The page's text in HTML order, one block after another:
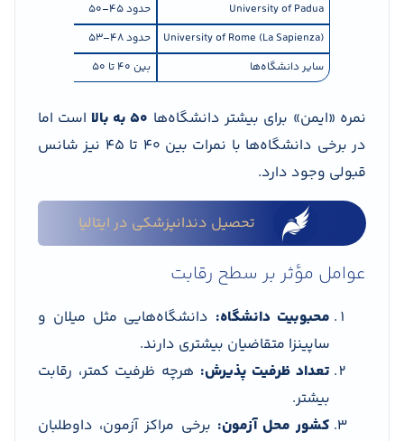
University of Padua
حدود ۴۵–۵۰
University of Rome (La Sapienza)
حدود ۴۸–۵۳
سایر دانشگاه‌ها
بین ۴۰ تا ۵۰
نمره «ایمن» برای بیشتر دانشگاه‌ها ۵۰ به بالا
است اما
در برخی دانشگاه‌ها با نمرات بین ۴۰ تا ۴۵ نیز شانس
قبولی وجود دارد.
تحصيل دندانپزشكی در ايتاليا
عوامل مؤثر بر سطح رقابت
محبوبیت دانشگاه: دانشگاه‌هایی مثل میلان و
ساپینزا متقاضیان بیشتری دارند.
تعداد ظرفیت پذیرش: هرچه ظرفیت کمتر، رقابت
بیشتر.
کشور محل آزمون: برخی مراکز آزمون، داوطلبان